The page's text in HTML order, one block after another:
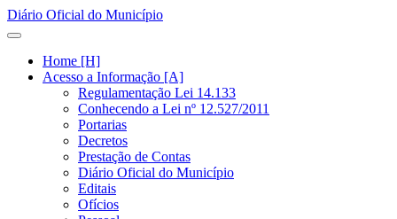
Diário Oficial do Município
Home [H]
Acesso a Informação [A]
Regulamentação Lei 14.133
Conhecendo a Lei nº 12.527/2011
Portarias
Decretos
Prestação de Contas
Diário Oficial do Município
Editais
Ofícios